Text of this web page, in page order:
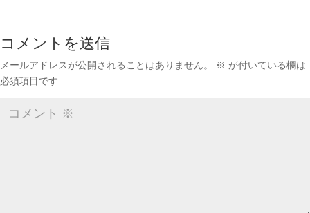
コメントを送信
メールアドレスが公開されることはありません。 ※ が付いている欄は
必須項目です